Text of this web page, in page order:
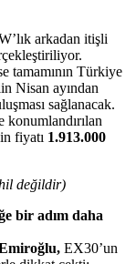
arkadan itişli
tamamının Türkiye
Nisan ayından
sağlanacak.
fiyatı 1.913.000
değildir)
bir adım daha
EX30’un